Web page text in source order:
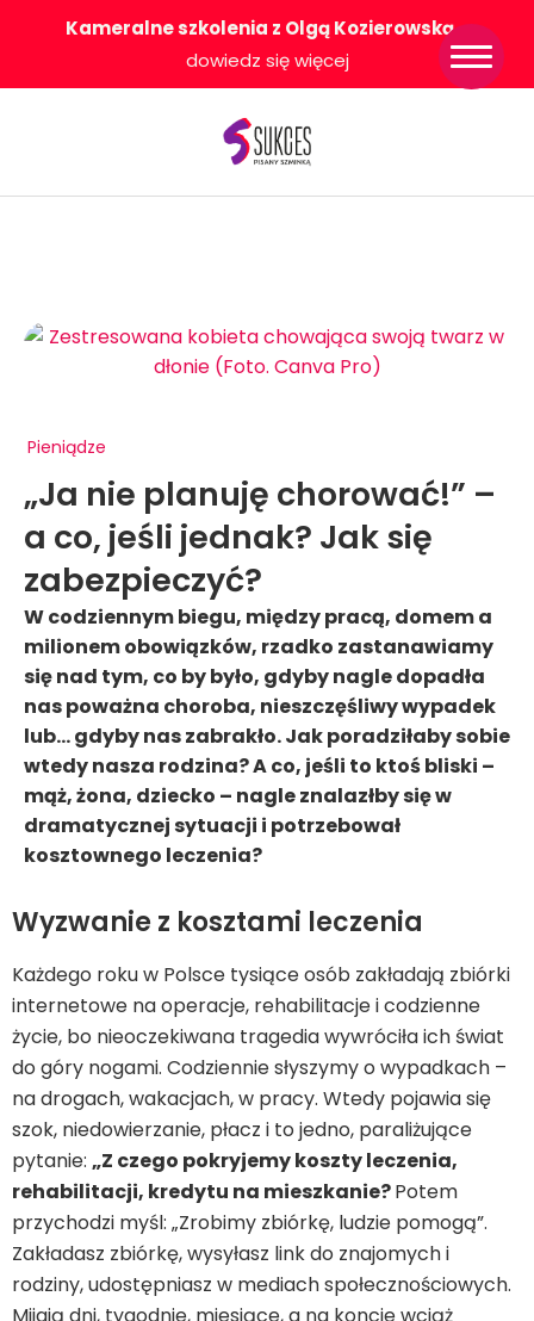
Kameralne szkolenia z Olgą Kozierowską-
dowiedz się więcej
Pieniądze
„Ja nie planuję chorować!” –
a co, jeśli jednak? Jak się
zabezpieczyć?
W codziennym biegu, między pracą, domem a
milionem obowiązków, rzadko zastanawiamy
się nad tym, co by było, gdyby nagle dopadła
nas poważna choroba, nieszczęśliwy wypadek
lub… gdyby nas zabrakło. Jak poradziłaby sobie
wtedy nasza rodzina? A co, jeśli to ktoś bliski –
mąż, żona, dziecko – nagle znalazłby się w
dramatycznej sytuacji i potrzebował
kosztownego leczenia?
Wyzwanie z kosztami leczenia
Każdego roku w Polsce tysiące osób zakładają zbiórki
internetowe na operacje, rehabilitacje i codzienne
życie, bo nieoczekiwana tragedia wywróciła ich świat
do góry nogami. Codziennie słyszymy o wypadkach –
na drogach, wakacjach, w pracy. Wtedy pojawia się
szok, niedowierzanie, płacz i to jedno, paraliżujące
pytanie: „Z czego pokryjemy koszty leczenia,
rehabilitacji, kredytu na mieszkanie?Potem
przychodzi myśl: „Zrobimy zbiórkę, ludzie pomogą”.
Zakładasz zbiórkę, wysyłasz link do znajomych i
rodziny, udostępniasz w mediach społecznościowych.
Strona główna
Konkurs Sukces